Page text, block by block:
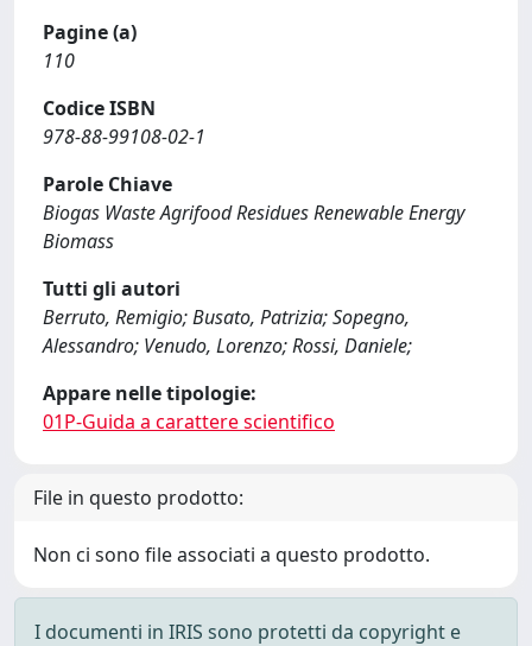
Pagine (a)
110
Codice ISBN
978-88-99108-02-1
Parole Chiave
Biogas Waste Agrifood Residues Renewable Energy
Biomass
Tutti gli autori
Berruto, Remigio; Busato, Patrizia; Sopegno,
Alessandro; Venudo, Lorenzo; Rossi, Daniele;
Appare nelle tipologie:
01P-Guida a carattere scientifico
File in questo prodotto:
Non ci sono file associati a questo prodotto.
I documenti in IRIS sono protetti da copyright e